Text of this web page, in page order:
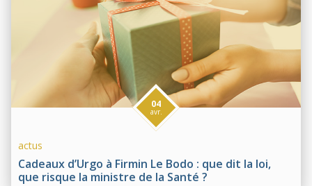
Cadeaux d’Urgo à Firmin Le Bodo : que dit la loi,
que risque la ministre de la Santé ?
04
avr.
actus